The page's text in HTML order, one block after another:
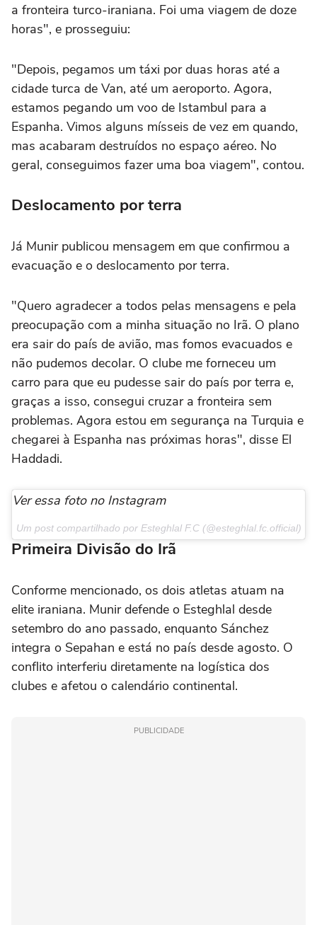
a fronteira turco-iraniana. Foi uma viagem de doze
horas", e prosseguiu:
"Depois, pegamos um táxi por duas horas até a
cidade turca de Van, até um aeroporto. Agora,
estamos pegando um voo de Istambul para a
Espanha. Vimos alguns mísseis de vez em quando,
mas acabaram destruídos no espaço aéreo. No
geral, conseguimos fazer uma boa viagem", contou.
Deslocamento por terra
Já Munir publicou mensagem em que confirmou a
evacuação e o deslocamento por terra.
"Quero agradecer a todos pelas mensagens e pela
preocupação com a minha situação no Irã. O plano
era sair do país de avião, mas fomos evacuados e
não pudemos decolar. O clube me forneceu um
carro para que eu pudesse sair do país por terra e,
graças a isso, consegui cruzar a fronteira sem
problemas. Agora estou em segurança na Turquia e
chegarei à Espanha nas próximas horas", disse El
Haddadi.
Ver essa foto no Instagram
Um post compartilhado por Esteghlal F.C (@esteghlal.fc.official)
Primeira Divisão do Irã
Conforme mencionado, os dois atletas atuam na
elite iraniana. Munir defende o Esteghlal desde
setembro do ano passado, enquanto Sánchez
integra o Sepahan e está no país desde agosto. O
conflito interferiu diretamente na logística dos
clubes e afetou o calendário continental.
PUBLICIDADE